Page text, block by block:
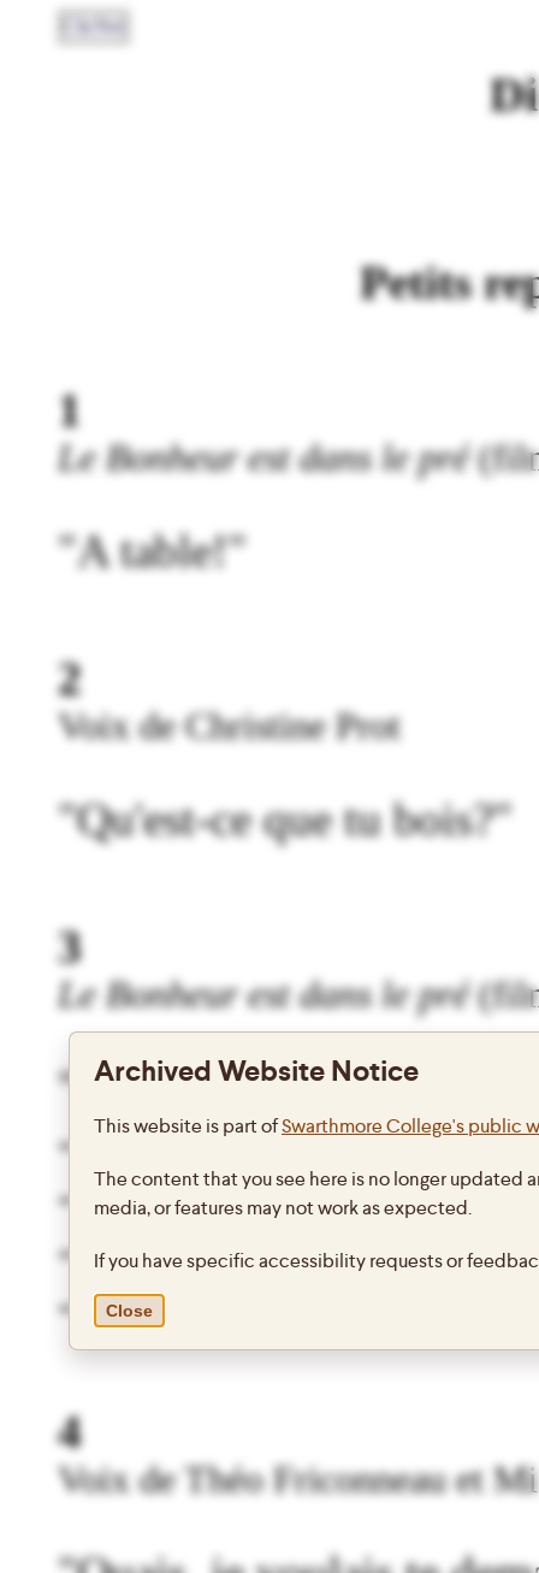
Petits
1
Le Bonheur est dans le pré
"A table!"
2
Voix de Christine Prot
"Qu'est-ce que tu bois?"
3
Le Bonheur est dans le pré
"Qu'est-ce que vous
- Du café.
- Avec du lait?
- Avec du lait.
- Du café au lait... A
4
Voix de Théo Friconneau et
Archived Website Notice
This website is part ofSwarthmore College's public
The content that you see here is no longer updated
media, or features may not work as expected.
If you have specific accessibility requests or
Close